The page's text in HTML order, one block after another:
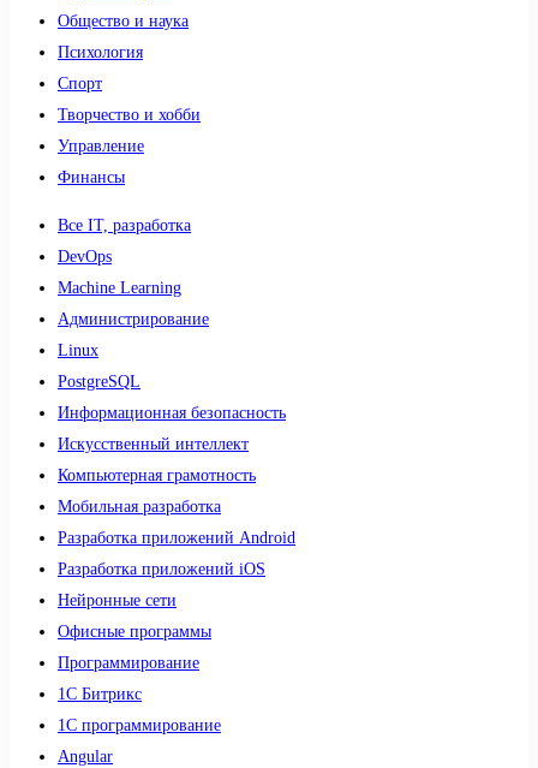
Общество и наука
Психология
Спорт
Творчество и хобби
Управление
Финансы
Все IT, разработка
DevOps
Machine Learning
Администрирование
Linux
PostgreSQL
Информационная безопасность
Искусственный интеллект
Компьютерная грамотность
Мобильная разработка
Разработка приложений Android
Разработка приложений iOS
Нейронные сети
Офисные программы
Программирование
1С Битрикс
1С программирование
Angular